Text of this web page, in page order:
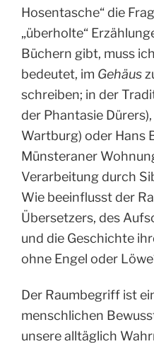
Hosentasche“ die
„überholte“
Büchern gibt, muss
bedeutet, im Gehäus
schreiben; in der
der Phantasie
Wartburg) oder Hans
Münsteraner
Verarbeitung durch
Wie beeinflusst der
Übersetzers, des
und die Geschichte
ohne Engel oder
Der Raumbegriff ist
menschlichen
unsere alltäglich